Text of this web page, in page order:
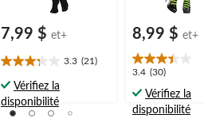
7,99 $ et+
3.3 (21)
3.3
étoile(s)
sur
5.
Vérifiez la
disponibilité
8,99 $ et+
3.4 (30)
3.4
étoile(s)
sur
5.
Vérifiez la
disponibilité